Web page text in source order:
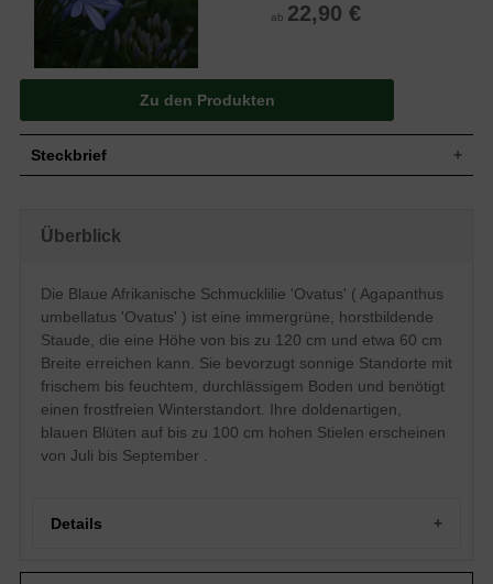
ab 22,90 €
Zu den Produkten
Steckbrief
Blatt
Immergrün, länglich bis schwertförmig,
am Ende spitz zulaufend, glattrandig,
häufig ab der Mitte abknickend und
hängend, frischgrün, ca. 75 cm lang
Frucht
Kapselfrucht, enthält Samen
Blüte
Blau, trichterförmig / röhrig, in
doldenartigen Blütenständen, auf bis zu
100 cm hohen Blütenstengeln
Blütezeit
Juli bis September
Überblick
Die Blaue Afrikanische Schmucklilie 'Ovatus' ( Agapanthus
umbellatus 'Ovatus' ) ist eine immergrüne, horstbildende
Staude, die eine Höhe von bis zu 120 cm und etwa 60 cm
Breite erreichen kann. Sie bevorzugt sonnige Standorte mit
frischem bis feuchtem, durchlässigem Boden und benötigt
einen frostfreien Winterstandort. Ihre doldenartigen,
blauen Blüten auf bis zu 100 cm hohen Stielen erscheinen
von Juli bis September .
Details
Portrait: Agapanthus umbellatus 'Ovatus' im Garten